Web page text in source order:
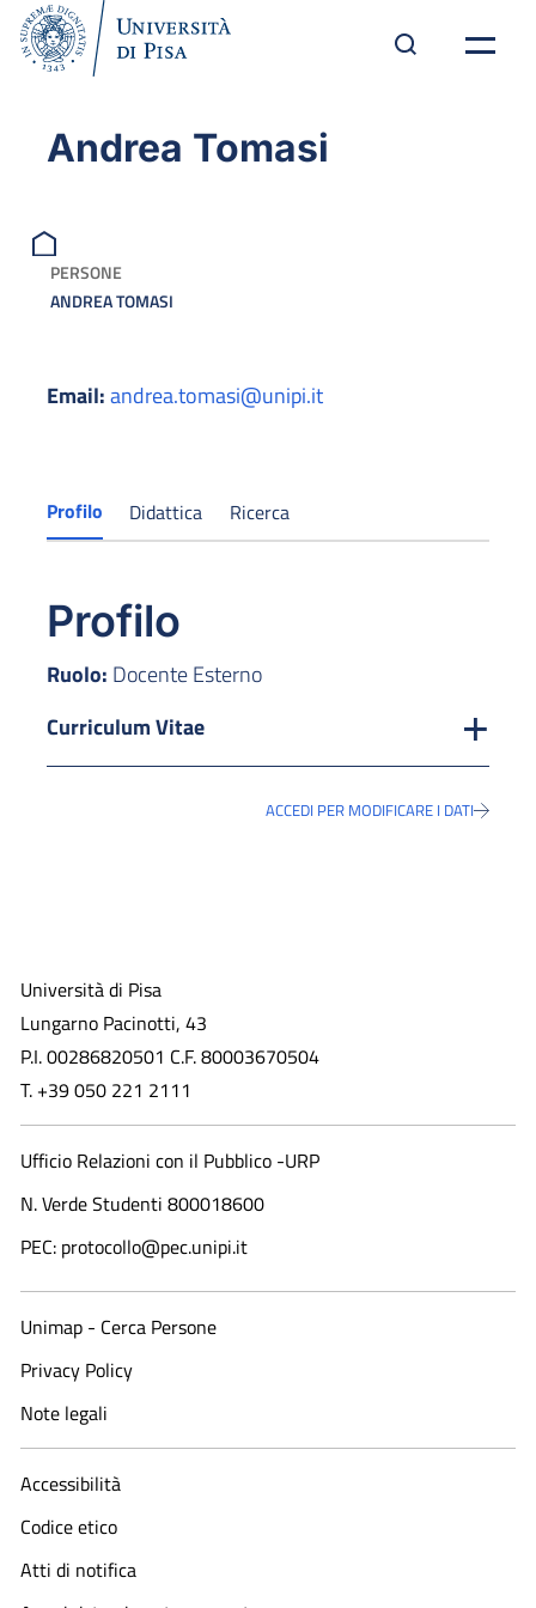
Andrea Tomasi
PERSONE
ANDREA TOMASI
Email:andrea.tomasi@unipi.it
Profilo Didattica Ricerca
Profilo
Ruolo: Docente Esterno
Curriculum Vitae
ACCEDI PER MODIFICARE I DATI
Università di Pisa
Lungarno Pacinotti, 43
P.I. 00286820501 C.F. 80003670504
T. +39 050 221 2111
Ufficio Relazioni con il Pubblico -URP
N. Verde Studenti 800018600​
PEC: protocollo@pec.unipi.it
Unimap - Cerca Persone
Privacy Policy
Note legali
Accessibilità
Codice etico
Atti di notifica